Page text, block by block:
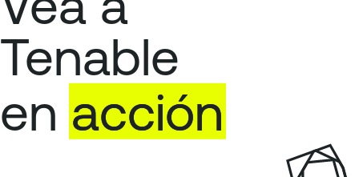
r
m
e
a
n
o
r
Tenable
en acción